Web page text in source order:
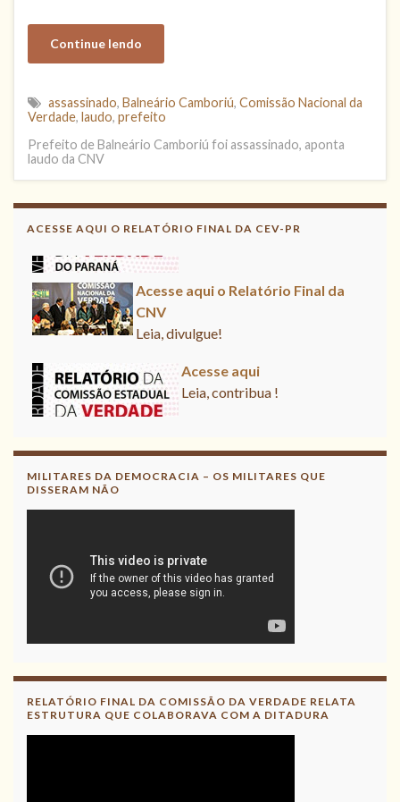
Continue lendo
assassinado, Balneário Camboriú, Comissão Nacional da
Verdade, laudo, prefeito
Prefeito de Balneário Camboriú foi assassinado, aponta
laudo da CNV
ACESSE AQUI O RELATÓRIO FINAL DA CEV-PR
Acesse aqui
Leia, contribua !
Acesse aqui o Relatório Final da
CNV
Leia, divulgue!
Acesse aqui
Leia, contribua !
MILITARES DA DEMOCRACIA – OS MILITARES QUE
DISSERAM NÃO
RELATÓRIO FINAL DA COMISSÃO DA VERDADE RELATA
ESTRUTURA QUE COLABORAVA COM A DITADURA